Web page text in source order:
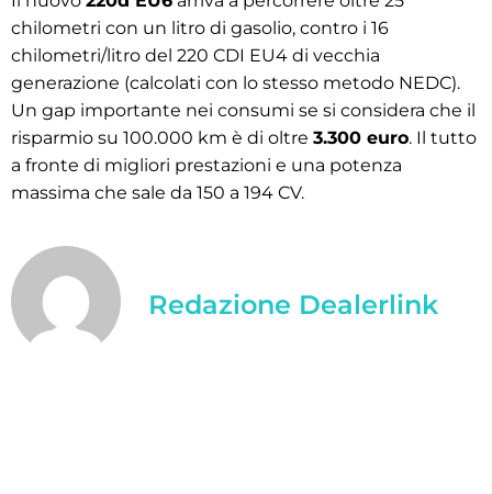
chilometri con un litro di gasolio, contro i 16
chilometri/litro del 220 CDI EU4 di vecchia
generazione (calcolati con lo stesso metodo NEDC).
Un gap importante nei consumi se si considera che il
risparmio su 100.000 km è di oltre 3.300 euro. Il tutto
a fronte di migliori prestazioni e una potenza
massima che sale da 150 a 194 CV.
Redazione Dealerlink